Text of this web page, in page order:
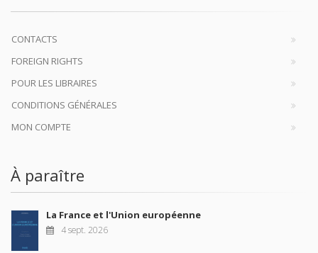
CONTACTS
FOREIGN RIGHTS
POUR LES LIBRAIRES
CONDITIONS GÉNÉRALES
MON COMPTE
À paraître
La France et l'Union européenne
4 sept. 2026